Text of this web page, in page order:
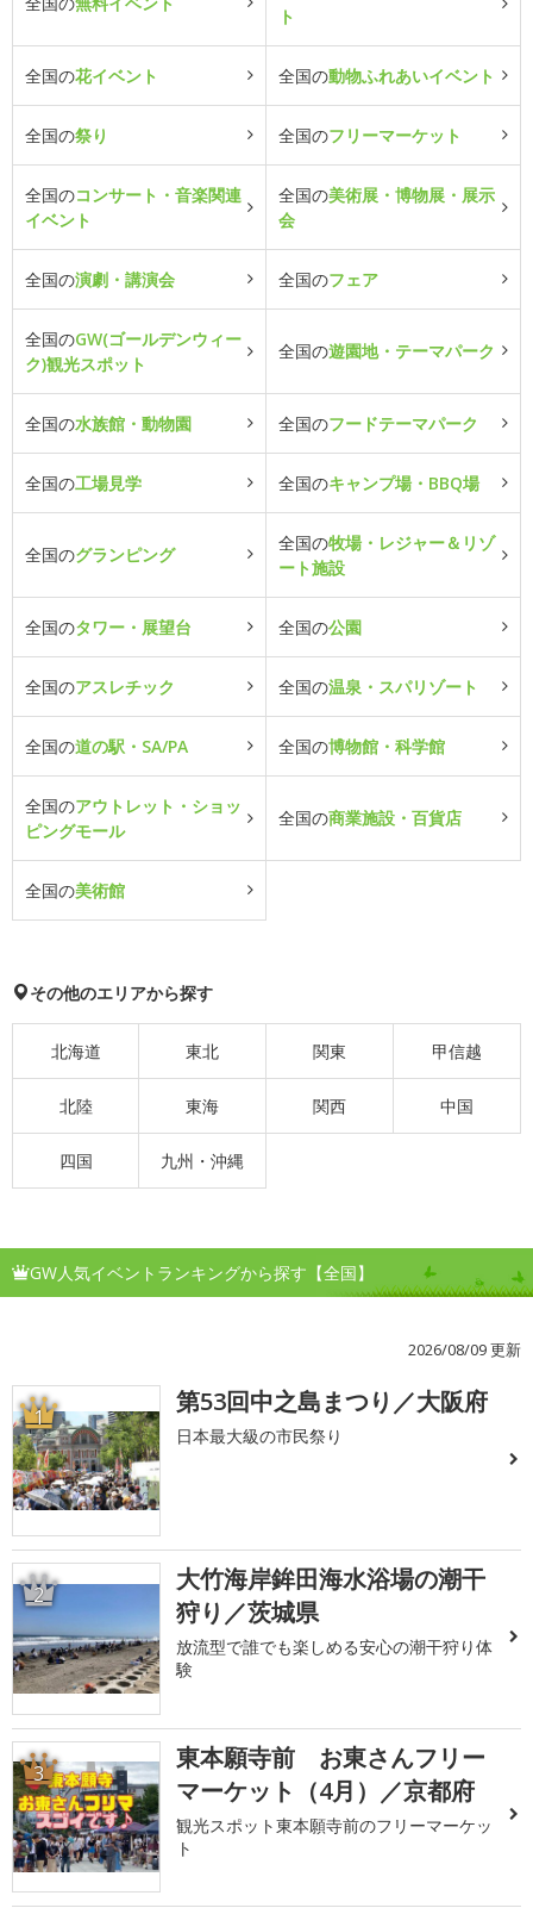
ト
全国の花イベント 全国の動物ふれあいイベント
全国の祭り 全国のフリーマーケット
全国のコンサート・音楽関連
イベント
全国の美術展・博物展・展示
会
全国の演劇・講演会 全国のフェア
全国のGW(ゴールデンウィー
ク)観光スポット
全国の遊園地・テーマパーク
全国の水族館・動物園 全国のフードテーマパーク
全国の工場見学 全国のキャンプ場・BBQ場
全国のグランピング
全国の牧場・レジャー＆リゾ
ート施設
全国のタワー・展望台 全国の公園
全国のアスレチック 全国の温泉・スパリゾート
全国の道の駅・SA/PA 全国の博物館・科学館
全国のアウトレット・ショッ
ピングモール
全国の商業施設・百貨店
全国の美術館
その他のエリアから探す
北海道 東北 関東 甲信越
北陸 東海 関西 中国
四国 九州・沖縄
GW人気イベントランキングから探す【全国】
2026/08/09 更新
1 第53回中之島まつり／大阪府
日本最大級の市民祭り
2
大竹海岸鉾田海水浴場の潮干
狩り／茨城県
放流型で誰でも楽しめる安心の潮干狩り体
験
3
東本願寺前 お東さんフリー
マーケット（4月）／京都府
観光スポット東本願寺前のフリーマーケッ
ト